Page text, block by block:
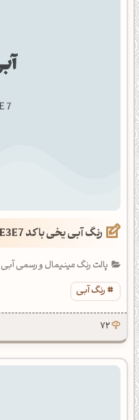
رنگ آبی یخی با کد D8E3E7
پالت رنگ مینیمال و رسمی آبی
رنگ آبی
72